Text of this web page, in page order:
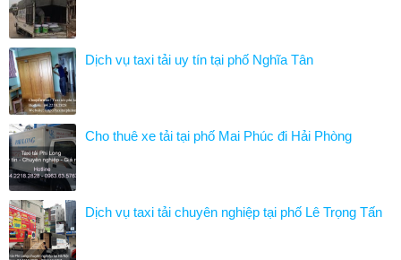
Dịch vụ taxi tải uy tín tại phố Nghĩa Tân
Cho thuê xe tải tại phố Mai Phúc đi Hải Phòng
Dịch vụ taxi tải chuyên nghiệp tại phố Lê Trọng Tấn